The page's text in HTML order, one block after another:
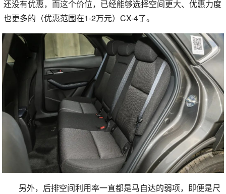
还没有优惠，而这个价位，已经能够选择空间更大、优惠力度
也更多的（优惠范围在1-2万元）CX-4了。
另外，后排空间利用率一直都是马自达的弱项，即便是尺